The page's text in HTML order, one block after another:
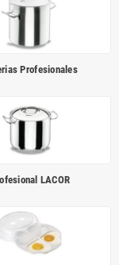
Profesionales
LACOR